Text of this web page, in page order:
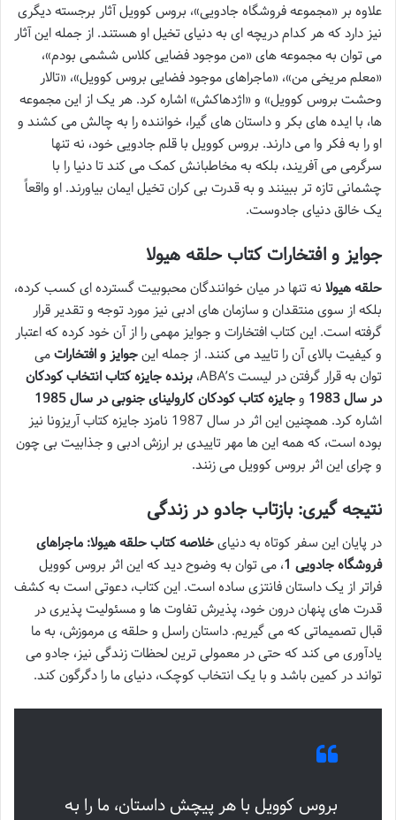
علاوه بر «مجموعه فروشگاه جادویی»، بروس کوویل آثار برجسته دیگری
نیز دارد که هر کدام دریچه ای به دنیای تخیل او هستند. از جمله این آثار
می توان به مجموعه های «من موجود فضایی کلاس ششمی بودم»،
«معلم مریخی من»، «ماجراهای موجود فضایی بروس کوویل»، «تالار
وحشت بروس کوویل» و «اژدهاکش» اشاره کرد. هر یک از این مجموعه
ها، با ایده های بکر و داستان های گیرا، خواننده را به چالش می کشند و
او را به فکر وا می دارند. بروس کوویل با قلم جادویی خود، نه تنها
سرگرمی می آفریند، بلکه به مخاطبانش کمک می کند تا دنیا را با
چشمانی تازه تر ببینند و به قدرت بی کران تخیل ایمان بیاورند. او واقعاً
یک خالق دنیای جادوست.
جوایز و افتخارات کتاب حلقه هیولا
حلقه هیولا نه تنها در میان خوانندگان محبوبیت گسترده ای کسب کرده،
بلکه از سوی منتقدان و سازمان های ادبی نیز مورد توجه و تقدیر قرار
گرفته است. این کتاب افتخارات و جوایز مهمی را از آن خود کرده که اعتبار
و کیفیت بالای آن را تایید می کنند. از جمله اینجوایز و افتخاراتمی
توان به قرار گرفتن در لیست ABA’s،
برنده جایزه کتاب انتخاب کودکان
در سال 1983
وجایزه کتاب کودکان کارولینای جنوبی در سال 1985
اشاره کرد. همچنین این اثر در سال 1987 نامزد جایزه کتاب آریزونا نیز
بوده است، که همه این ها مهر تاییدی بر ارزش ادبی و جذابیت بی چون
و چرای این اثر بروس کوویل می زنند.
نتیجه گیری: بازتاب جادو در زندگی
در پایان این سفر کوتاه به دنیایخلاصه کتاب حلقه هیولا: ماجراهای
فروشگاه جادویی 1
، می توان به وضوح دید که این اثر بروس کوویل
فراتر از یک داستان فانتزی ساده است. این کتاب، دعوتی است به کشف
قدرت های پنهان درون خود، پذیرش تفاوت ها و مسئولیت پذیری در
قبال تصمیماتی که می گیریم. داستان راسل و حلقه ی مرموزش، به ما
یادآوری می کند که حتی در معمولی ترین لحظات زندگی نیز، جادو می
تواند در کمین باشد و با یک انتخاب کوچک، دنیای ما را دگرگون کند.
بروس کوویل با هر پیچش داستان، ما را به